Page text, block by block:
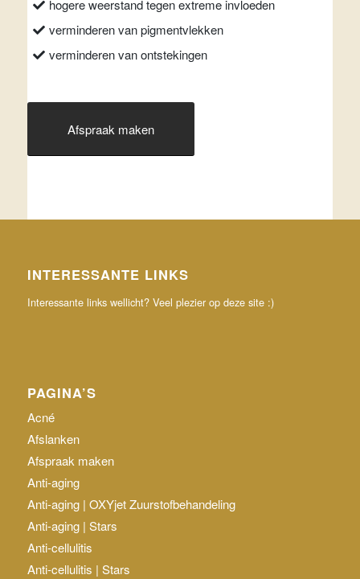
hogere weerstand tegen extreme invloeden
verminderen van pigmentvlekken
verminderen van ontstekingen
Afspraak maken
INTERESSANTE LINKS
Interessante links wellicht? Veel plezier op deze site :)
PAGINA’S
Acné
Afslanken
Afspraak maken
Anti-aging
Anti-aging | OXYjet Zuurstofbehandeling
Anti-aging | Stars
Anti-cellulitis
Anti-cellulitis | Stars